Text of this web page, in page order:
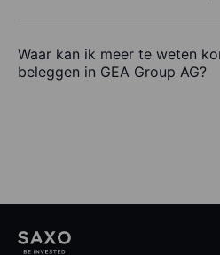
Waar kan ik meer te weten
beleggen in GEA Group AG?